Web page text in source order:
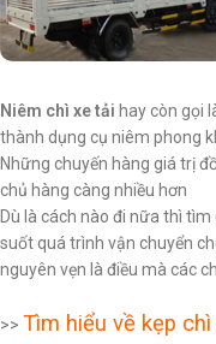
Niêm chì xe tải hay còn gọi
thành dụng cụ niêm phong
Những chuyến hàng giá trị
chủ hàng càng nhiều hơn
Dù là cách nào đi nữa thì
suốt quá trình vận chuyển
nguyên vẹn là điều mà các
>> Tìm hiểu về kẹp